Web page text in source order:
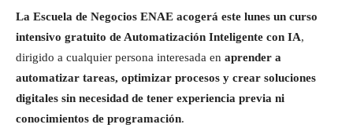
La Escuela de Negocios ENAE acogerá este lunes un curso
intensivo gratuito de Automatización Inteligente con IA,
dirigido a cualquier persona interesada en aprender a
automatizar tareas, optimizar procesos y crear soluciones
digitales sin necesidad de tener experiencia previa ni
conocimientos de programación.